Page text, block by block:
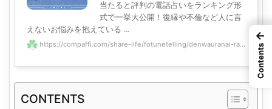
当たると評判の電話占いをランキング形
式で一挙大公開！復縁や不倫など人に言
えないお悩みを抱えている ...
https://compaffi.com/share-life/fotunetelling/denwauranai-ra...
CONTENTS
←
Contents